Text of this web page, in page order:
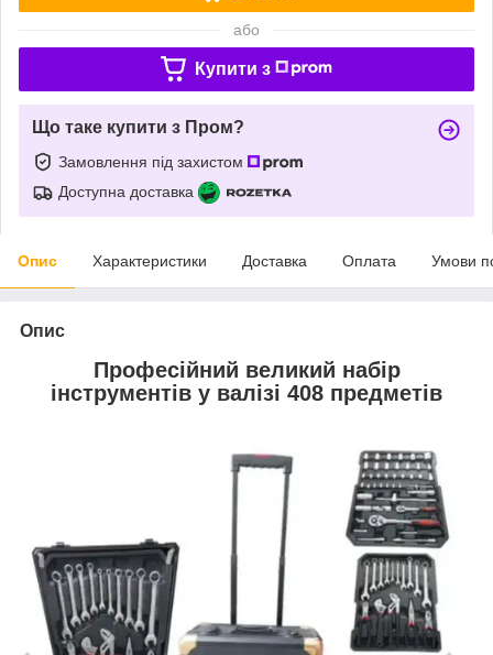
або
Купити з
Що таке купити з Пром?
Замовлення під захистом
Доступна доставка
Опис Характеристики Доставка Оплата Умови
Опис
Професійний великий набір
інструментів у валізі 408 предметів